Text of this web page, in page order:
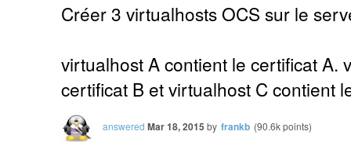
Créer 3 virtualhosts OCS sur le
virtualhost A contient le certificat A.
certificat B et virtualhost C contient
answered Mar 18, 2015 by frankb (90.6kpoints)